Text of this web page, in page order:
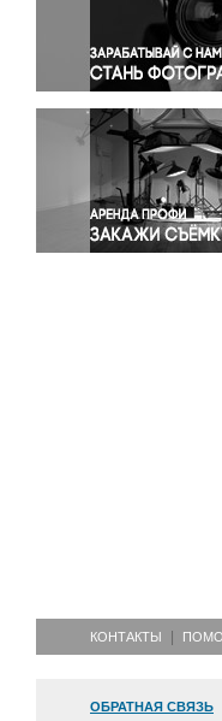
Правосудие
Происшествия
Религия
Светская
Спорт
Экология
Экономика и
КОНТАКТЫ
ОБРАТНАЯ СВЯЗЬ